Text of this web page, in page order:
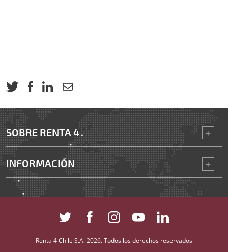
SOBRE RENTA 4
INFORMACIÓN
Renta 4 Chile S.A. 2026. Todos los derechos reservados